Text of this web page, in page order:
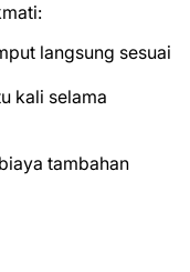
langsung sesuai
kali selama
tambahan